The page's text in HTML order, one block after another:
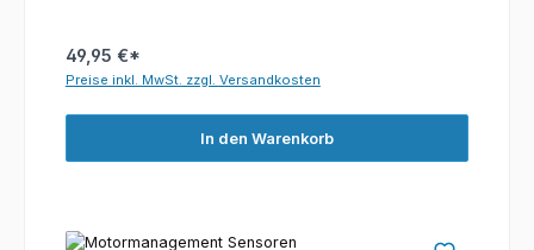
49,95 €*
Preise inkl. MwSt. zzgl. Versandkosten
In den Warenkorb